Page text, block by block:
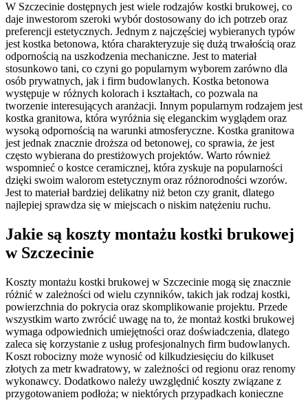
W Szczecinie dostępnych jest wiele rodzajów kostki brukowej, co
daje inwestorom szeroki wybór dostosowany do ich potrzeb oraz
preferencji estetycznych. Jednym z najczęściej wybieranych typów
jest kostka betonowa, która charakteryzuje się dużą trwałością oraz
odpornością na uszkodzenia mechaniczne. Jest to materiał
stosunkowo tani, co czyni go popularnym wyborem zarówno dla
osób prywatnych, jak i firm budowlanych. Kostka betonowa
występuje w różnych kolorach i kształtach, co pozwala na
tworzenie interesujących aranżacji. Innym popularnym rodzajem jest
kostka granitowa, która wyróżnia się eleganckim wyglądem oraz
wysoką odpornością na warunki atmosferyczne. Kostka granitowa
jest jednak znacznie droższa od betonowej, co sprawia, że jest
często wybierana do prestiżowych projektów. Warto również
wspomnieć o kostce ceramicznej, która zyskuje na popularności
dzięki swoim walorom estetycznym oraz różnorodności wzorów.
Jest to materiał bardziej delikatny niż beton czy granit, dlatego
najlepiej sprawdza się w miejscach o niskim natężeniu ruchu.
Jakie są koszty montażu kostki brukowej
w Szczecinie
Koszty montażu kostki brukowej w Szczecinie mogą się znacznie
różnić w zależności od wielu czynników, takich jak rodzaj kostki,
powierzchnia do pokrycia oraz skomplikowanie projektu. Przede
wszystkim warto zwrócić uwagę na to, że montaż kostki brukowej
wymaga odpowiednich umiejętności oraz doświadczenia, dlatego
zaleca się korzystanie z usług profesjonalnych firm budowlanych.
Koszt robocizny może wynosić od kilkudziesięciu do kilkuset
złotych za metr kwadratowy, w zależności od regionu oraz renomy
wykonawcy. Dodatkowo należy uwzględnić koszty związane z
przygotowaniem podłoża; w niektórych przypadkach konieczne